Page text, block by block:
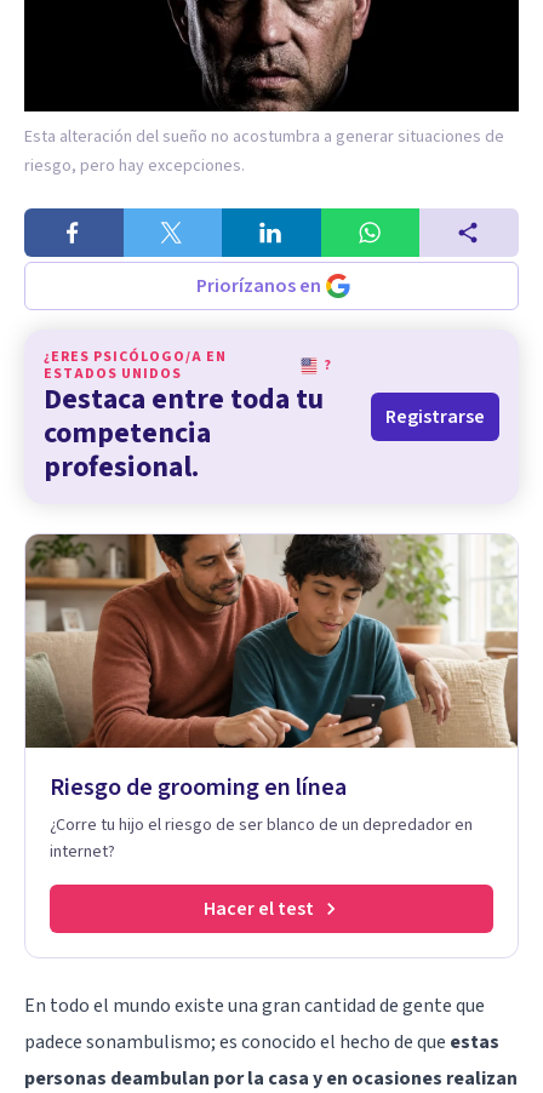
Esta alteración del sueño no acostumbra a generar situaciones de
riesgo, pero hay excepciones.
Priorízanos en
¿ERES PSICÓLOGO/A EN
ESTADOS UNIDOS
?
Destaca entre toda tu
competencia
profesional.
Registrarse
Riesgo de grooming en línea
¿Corre tu hijo el riesgo de ser blanco de un depredador en
internet?
Hacer el test
En todo el mundo existe una gran cantidad de gente que
padece sonambulismo; es conocido el hecho de que estas
personas deambulan por la casa y en ocasiones realizan